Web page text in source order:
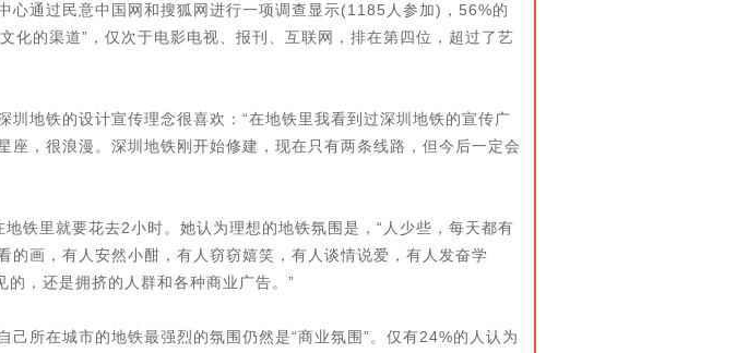
通过民意中国网和搜狐网进行一项调查显示(1185人参加)，56%的
化的渠道”，仅次于电影电视、报刊、互联网，排在第四位，超过了艺
地铁的设计宣传理念很喜欢：“在地铁里我看到过深圳地铁的宣传广
座，很浪漫。深圳地铁刚开始修建，现在只有两条线路，但今后一定会
里就要花去2小时。她认为理想的地铁氛围是，“人少些，每天都有
的画，有人安然小酣，有人窃窃嬉笑，有人谈情说爱，有人发奋学
的，还是拥挤的人群和各种商业广告。”
所在城市的地铁最强烈的氛围仍然是“商业氛围”。仅有24%的人认为